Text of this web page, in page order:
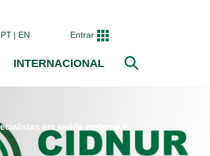
PT EN Entrar
INTERNACIONAL
em saúde materna e